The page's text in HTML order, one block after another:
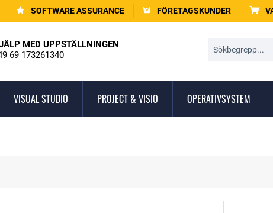
SOFTWARE ASSURANCE FÖRETAGSKUNDER
MED UPPSTÄLLNINGEN
69 173261340
VISUAL STUDIO PROJECT & VISIO OPERATIVSYSTEM